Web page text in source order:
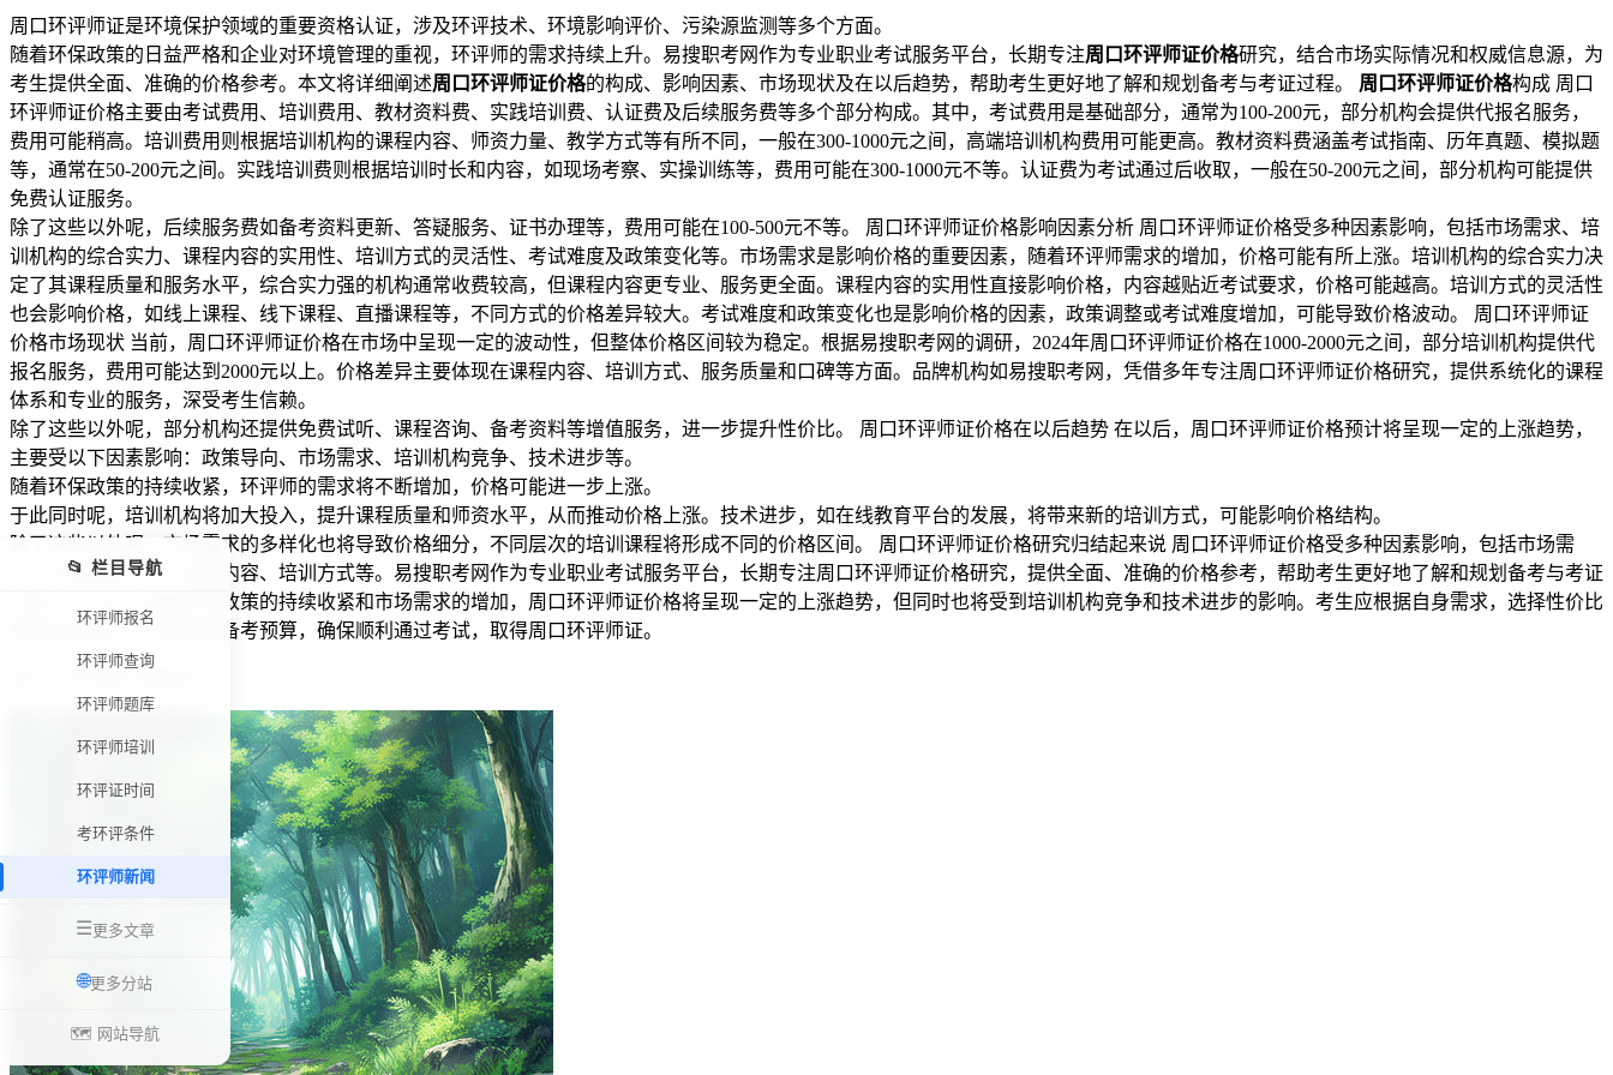
周口环评师证是环境保护领域的重要资格认证，涉及环评技术、环境影响评价、污染源监测等多个方面。
随着环保政策的日益严格和企业对环境管理的重视，环评师的需求持续上升。易搜职考网作为专业职业考试服务平台，长期专注周口环评师证价格研究，结合市场实际情况和权威信息源，为
考生提供全面、准确的价格参考。本文将详细阐述周口环评师证价格的构成、影响因素、市场现状及在以后趋势，帮助考生更好地了解和规划备考与考证过程。 周口环评师证价格构成 周口
环评师证价格主要由考试费用、培训费用、教材资料费、实践培训费、认证费及后续服务费等多个部分构成。其中，考试费用是基础部分，通常为100-200元，部分机构会提供代报名服务，
费用可能稍高。培训费用则根据培训机构的课程内容、师资力量、教学方式等有所不同，一般在300-1000元之间，高端培训机构费用可能更高。教材资料费涵盖考试指南、历年真题、模拟题
等，通常在50-200元之间。实践培训费则根据培训时长和内容，如现场考察、实操训练等，费用可能在300-1000元不等。认证费为考试通过后收取，一般在50-200元之间，部分机构可能提供
免费认证服务。
除了这些以外呢，后续服务费如备考资料更新、答疑服务、证书办理等，费用可能在100-500元不等。 周口环评师证价格影响因素分析 周口环评师证价格受多种因素影响，包括市场需求、培
训机构的综合实力、课程内容的实用性、培训方式的灵活性、考试难度及政策变化等。市场需求是影响价格的重要因素，随着环评师需求的增加，价格可能有所上涨。培训机构的综合实力决
定了其课程质量和服务水平，综合实力强的机构通常收费较高，但课程内容更专业、服务更全面。课程内容的实用性直接影响价格，内容越贴近考试要求，价格可能越高。培训方式的灵活性
也会影响价格，如线上课程、线下课程、直播课程等，不同方式的价格差异较大。考试难度和政策变化也是影响价格的因素，政策调整或考试难度增加，可能导致价格波动。 周口环评师证
价格市场现状 当前，周口环评师证价格在市场中呈现一定的波动性，但整体价格区间较为稳定。根据易搜职考网的调研，2024年周口环评师证价格在1000-2000元之间，部分培训机构提供代
报名服务，费用可能达到2000元以上。价格差异主要体现在课程内容、培训方式、服务质量和口碑等方面。品牌机构如易搜职考网，凭借多年专注周口环评师证价格研究，提供系统化的课程
体系和专业的服务，深受考生信赖。
除了这些以外呢，部分机构还提供免费试听、课程咨询、备考资料等增值服务，进一步提升性价比。 周口环评师证价格在以后趋势 在以后，周口环评师证价格预计将呈现一定的上涨趋势，
主要受以下因素影响：政策导向、市场需求、培训机构竞争、技术进步等。
随着环保政策的持续收紧，环评师的需求将不断增加，价格可能进一步上涨。
于此同时呢，培训机构将加大投入，提升课程质量和师资水平，从而推动价格上涨。技术进步，如在线教育平台的发展，将带来新的培训方式，可能影响价格结构。
除了这些以外呢，市场需求的多样化也将导致价格细分，不同层次的培训课程将形成不同的价格区间。 周口环评师证价格研究归结起来说 周口环评师证价格受多种因素影响，包括市场需
求、培训机构实力、课程内容、培训方式等。易搜职考网作为专业职业考试服务平台，长期专注周口环评师证价格研究，提供全面、准确的价格参考，帮助考生更好地了解和规划备考与考证
过程。在以后，随着环保政策的持续收紧和市场需求的增加，周口环评师证价格将呈现一定的上涨趋势，但同时也将受到培训机构竞争和技术进步的影响。考生应根据自身需求，选择性价比
高的培训机构，合理规划备考预算，确保顺利通过考试，取得周口环评师证。
📂 栏目导航
环评师报名
环评师查询
环评师题库
环评师培训
环评证时间
考环评条件
环评师新闻
☰更多文章
🌐更多分站
🗺️ 网站导航